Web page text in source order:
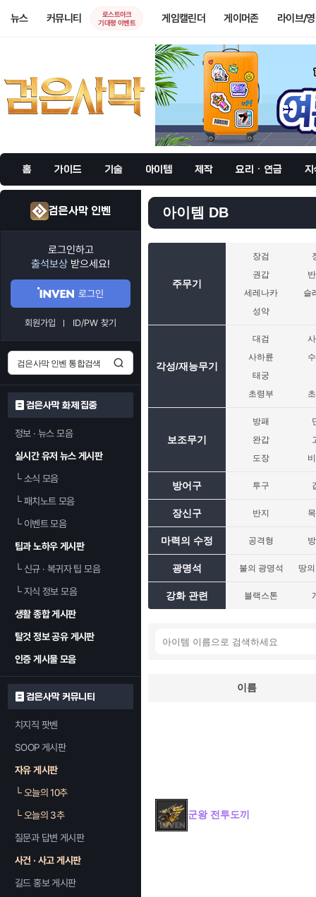
뉴스 커뮤니티
로스트아크
기대평 이벤트
게임캘린더 게이머존 라이브/
홈 가이드 기술 아이템 제작 요리 · 연금 지
검은사막 인벤
로그인하고
출석보상 받으세요!
로그인
회원가입 ID/PW 찾기
검은사막 화제 집중
정보 · 뉴스 모음
실시간 유저 뉴스 게시판
└소식 모음
└패치노트 모음
└이벤트 모음
팁과 노하우 게시판
└신규 · 복귀자 팁 모음
└지식 정보 모음
생활 종합 게시판
탈것 정보 공유 게시판
인증 게시물 모음
검은사막 커뮤니티
치지직 팟벤
SOOP 게시판
자유 게시판
└오늘의 10추
└오늘의 3추
질문과 답변 게시판
사건 · 사고 게시판
길드 홍보 게시판
아이템 DB
주무기
장검
권갑
세레나카
슬
성약
각성/재능무기
대검
사하륜
태궁
초령부
보조무기
방패
완갑
도장
방어구 투구
장신구 반지
마력의 수정 공격형
광명석 불의 광명석 땅
강화 관련 블랙스톤
이름
군왕 전투도끼